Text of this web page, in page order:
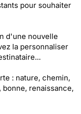
pour souhaiter
d'une nouvelle
la personnaliser
: nature, chemin,
renaissance,